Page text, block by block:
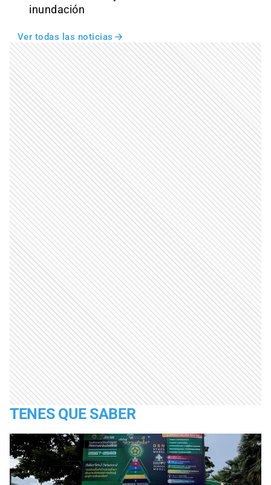
inundación
Ver todas las noticias
TENES QUE SABER